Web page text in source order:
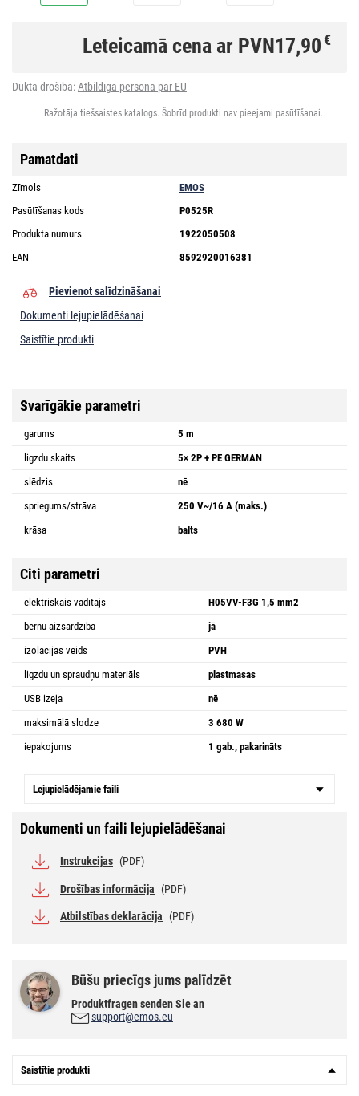
Leteicamā cena ar PVN17,90€
Dukta drošība:Atbildīgā persona par EU
Ražotāja tiešsaistes katalogs. Šobrīd produkti nav pieejami pasūtīšanai.
Pamatdati
Zīmols
EMOS
Pasūtīšanas kods
P0525R
Produkta numurs
1922050508
EAN
8592920016381
Pievienot salīdzināšanai
Dokumenti lejupielādēšanai
Saistītie produkti
Svarīgākie parametri
garums
5 m
ligzdu skaits
5× 2P + PE GERMAN
slēdzis
nē
spriegums/strāva
250 V~/16 A (maks.)
krāsa
balts
Citi parametri
elektriskais vadītājs
H05VV-F3G 1,5 mm2
bērnu aizsardzība
jā
izolācijas veids
PVH
ligzdu un spraudņu materiāls
plastmasas
USB izeja
nē
maksimālā slodze
3 680 W
iepakojums
1 gab., pakarināts
Lejupielādējamie faili
Dokumenti un faili lejupielādēšanai
Instrukcijas (PDF)
Drošības informācija (PDF)
Atbilstības deklarācija (PDF)
Būšu priecīgs jums palīdzēt
Produktfragen senden Sie an
support@emos.eu
Saistītie produkti